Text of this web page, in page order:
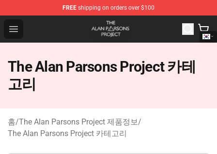
FREE shipping on orders over $100
Open menu
The Alan Parsons Project Store - Official The Alan
The Alan Parsons Project 카테
고리
홈/The Alan Parsons Project 제품정보/
The Alan Parsons Project 카테고리